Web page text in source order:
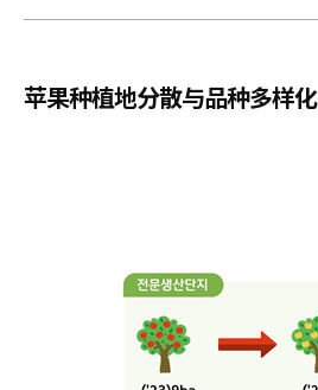
苹果种植地分散与品种多样化